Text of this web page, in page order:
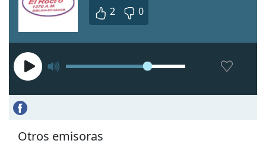
2 0
Otros emisoras